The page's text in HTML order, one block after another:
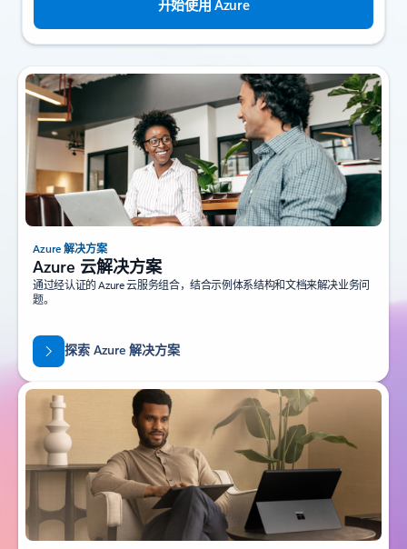
开始使用 Azure
Azure 解决方案
Azure 云解决方案
通过经认证的 Azure 云服务组合，结合示例体系结构和文档来解决业务问
题。
探索 Azure 解决方案